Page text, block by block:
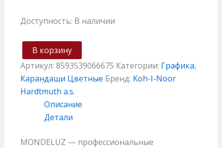
Доступность: В наличии
В корзину
Артикул: 8593539066675 Категории: Графика,
Карандаши Цветные Бренд: Koh-I-Noor
Hardtmuth a.s.
Описание
Детали
MONDELUZ — профессиональные